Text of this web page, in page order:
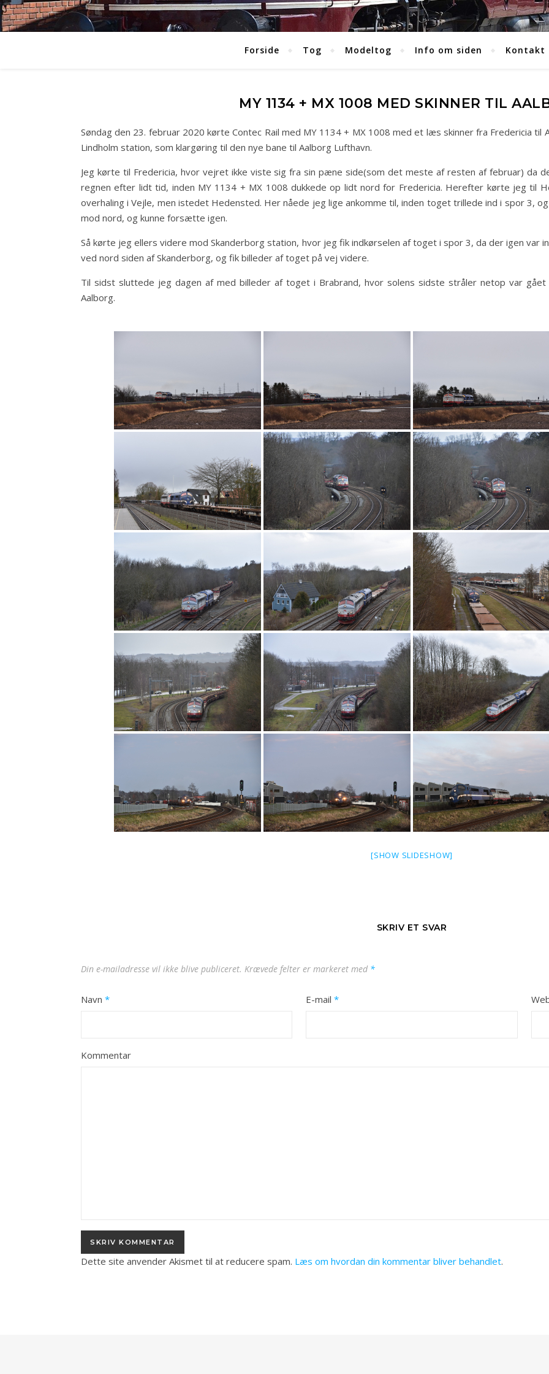
Forside Tog Modeltog Info om siden Kontakt
MY 1134 + MX 1008 MED SKINNER TIL
Søndag den 23. februar 2020 kørte Contec Rail med MY 1134 + MX 1008 med et læs skinner fra Fredericia til
Lindholm station, som klargøring til den nye bane til Aalborg Lufthavn.
Jeg kørte til Fredericia, hvor vejret ikke viste sig fra sin pæne side(som det meste af resten af februar) da
regnen efter lidt tid, inden MY 1134 + MX 1008 dukkede op lidt nord for Fredericia. Herefter kørte jeg til
overhaling i Vejle, men istedet Hedensted. Her nåede jeg lige ankomme til, inden toget trillede ind i spor 3,
mod nord, og kunne forsætte igen.
Så kørte jeg ellers videre mod Skanderborg station, hvor jeg fik indkørselen af toget i spor 3, da der igen var
ved nord siden af Skanderborg, og fik billeder af toget på vej videre.
Til sidst sluttede jeg dagen af med billeder af toget i Brabrand, hvor solens sidste stråler netop var
Aalborg.
[SHOW SLIDESHOW]
SKRIV ET SVAR
Din e-mailadresse vil ikke blive publiceret. Krævede felter er markeret med *
Navn * E-mail*
Kommentar
Dette site anvender Akismet til at reducere spam. Læs om hvordan din kommentar bliver behandlet.